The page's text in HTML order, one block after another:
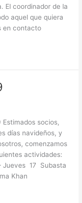
El coordinador de la
aquel que quiera
en contacto
socios,
días navideños, y
comenzamos
actividades:
Jueves 17 Subasta
Khan